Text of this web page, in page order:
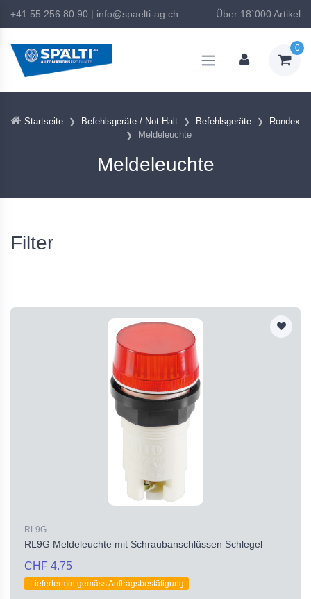
+41 55 256 80 90 | info@spaelti-ag.ch Über 18`000 Artikel
0
Startseite Befehlsgeräte / Not-Halt Befehlsgeräte
Rondex
Meldeleuchte
Meldeleuchte
Filter
RL9G
RL9G Meldeleuchte mit Schraubanschlüssen Schlegel
CHF 4.75
Liefertermin gemäss Auftragsbestätigung